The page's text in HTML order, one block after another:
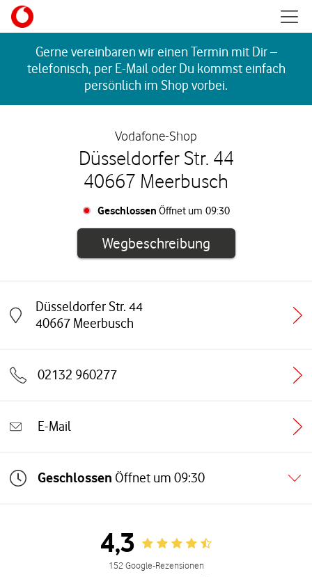
Skip to content
Gerne vereinbaren wir einen Termin mit Dir –
telefonisch, per E-Mail oder Du kommst einfach
persönlich im Shop vorbei.
Vodafone-Shop
Düsseldorfer Str. 44
40667 Meerbusch
Geschlossen Öffnet um 09:30
WegbeschreibungLink öffnet in
Düsseldorfer Str. 44
40667 Meerbusch
Link öffnet in einem neuen Tab
02132 960277
E-Mail
Geschlossen Öffnet um 09:30
4,3 Rating 4.3
152 Google-Rezensionen